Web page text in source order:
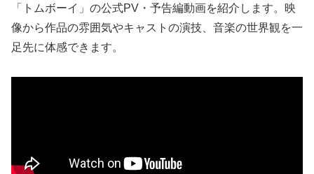
「トムボーイ」の公式PV・予告編動画を紹介します。映
像から作品の雰囲気やキャストの演技、音楽の世界観を一
足先に体感できます。